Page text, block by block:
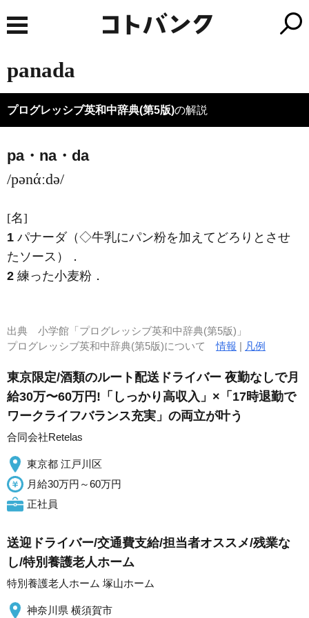
panada
プログレッシブ英和中辞典(第5版)の解説
pa・na・da
/pənάːdə/
[名]
1 パナーダ（◇牛乳にパン粉を加えてどろりとさせ
たソース）
．
2 練った小麦粉 ．
出典 小学館「プログレッシブ英和中辞典(第5版)」
プログレッシブ英和中辞典(第5版)について情報 | 凡例
東京限定/酒類のルート配送ドライバー 夜勤なしで月
給30万〜60万円!「しっかり高収入」×「17時退勤で
ワークライフバランス充実」の両立が叶う
合同会社Retelas
東京都 江戸川区
月給30万円～60万円
正社員
送迎ドライバー/交通費支給/担当者オススメ/残業な
し/特別養護老人ホーム
特別養護老人ホーム 塚山ホーム
神奈川県 横須賀市